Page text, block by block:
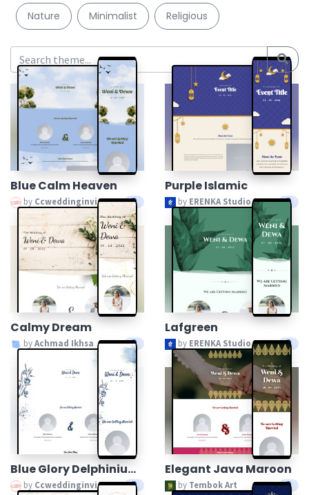
Nature Minimalist Religious
Blue Calm Heaven
by Ccweddinginvitation
Purple Islamic
by ERENKA Studio
Calmy Dream
byAchmad Ikhsa
Lafgreen
by ERENKA Studio
Blue Glory Delphiniums
by Ccweddinginvitation
Elegant Java Maroon
by Tembok Art